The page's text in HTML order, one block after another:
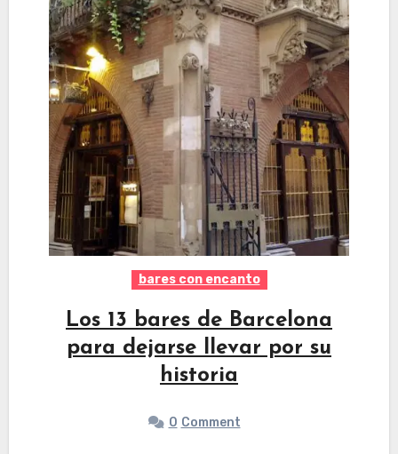
bares con encanto
Los 13 bares de Barcelona
para dejarse llevar por su
historia
0 Comment